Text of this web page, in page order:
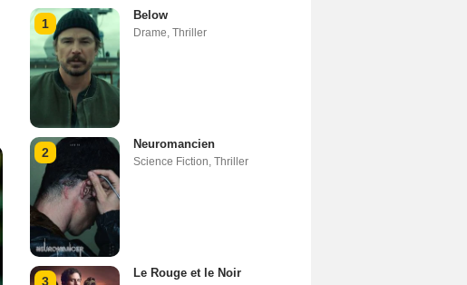
1
Below
Drame Thriller
2
Neuromancien
Science Fiction Thriller
3
Le Rouge et le Noir